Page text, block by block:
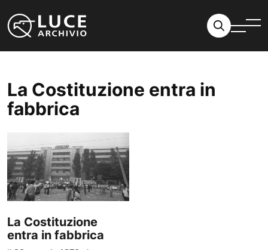
La Costituzione entra in
fabbrica
La Costituzione
entra in fabbrica